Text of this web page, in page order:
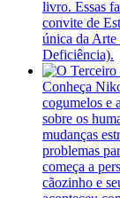
livro. Essas
convite de
única da
Deficiência).
Conheça
cogumelos e
sobre os
mudanças
problemas
começa a
cãozinho e